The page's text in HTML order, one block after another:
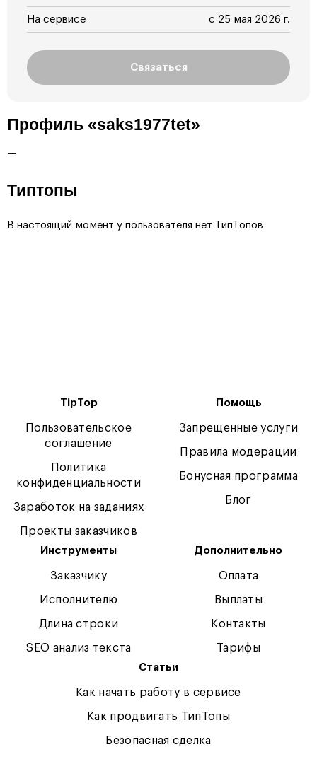
На сервисе с 25 мая 2026 г.
Связаться
Профиль «saks1977tet»
—
Типтопы
В настоящий момент у пользователя нет ТипТопов
TipTop
Пользовательское
соглашение
Политика
конфиденциальности
Заработок на заданиях
Проекты заказчиков
Помощь
Запрещенные услуги
Правила модерации
Бонусная программа
Блог
Инструменты
Заказчику
Исполнителю
Длина строки
SEO анализ текста
Дополнительно
Оплата
Выплаты
Контакты
Тарифы
Статьи
Как начать работу в сервисе
Как продвигать ТипТопы
Безопасная сделка